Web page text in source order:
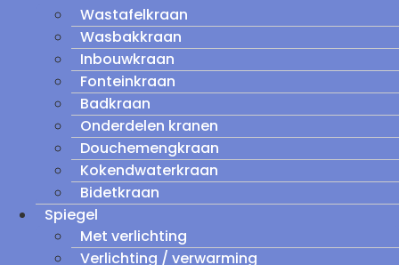
Wastafelkraan
Wasbakkraan
Inbouwkraan
Fonteinkraan
Badkraan
Onderdelen kranen
Douchemengkraan
Kokendwaterkraan
Bidetkraan
Spiegel
Met verlichting
Verlichting / verwarming